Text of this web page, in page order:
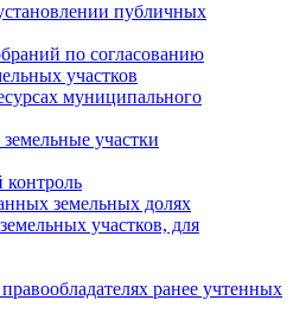
публичных
по согласованию
участков
муниципального
участки
земельных долях
участков, для
ранее учтенных